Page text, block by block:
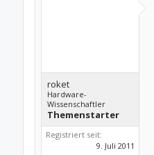
roket
Hardware-
Wissenschaftler
Themenstarter
Registriert seit:
9. Juli 2011